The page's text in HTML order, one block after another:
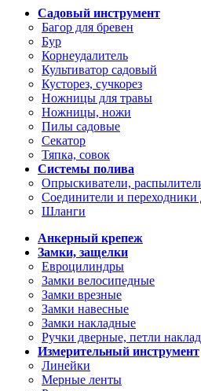
Садовый инструмент
Багор для бревен
Бур
Корнеудалитель
Культиватор садовый
Кусторез, сучкорез
Ножницы для травы
Ножницы, ножи
Пилы садовые
Секатор
Тяпка, совок
Системы полива
Опрыскиватели,
Соединители и
Шланги
Анкерный крепеж
Замки, защелки
Евроцилиндры
Замки велосипедные
Замки врезные
Замки навесные
Замки накладные
Ручки дверные, петли
Измерительный инструмент
Линейки
Мерные ленты